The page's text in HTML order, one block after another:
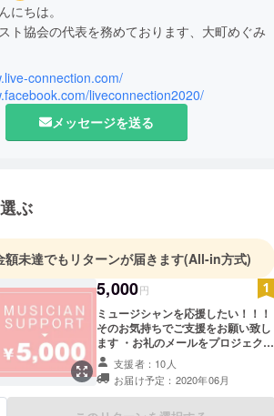
にちは。
ト協会の代表を務めております、大町めぐみ
アニストとしての活動のほか、年間３００件
ーや展示会、イベントへの出張演奏、ＣＭの
配、社歌の制作など様々な音楽にまつわる仕
ます。3月に東京アーティスト協会を立ち上
CONNECTION」をオープン。新しいエン
の形を模索しております。是非、応援して下
connection.com/
liveconnection2020/
メッセージを送る
ぶ
額未達でもリターンが届きます(All-in方式)
5,000円
ミュージシャンを応援したい！！！
そのお気持ちでご支援をお願い致し
ます ・お礼のメールをプロジェクト
オーナーからさせて頂きます
支援者：10人
お届け予定：2020年06月